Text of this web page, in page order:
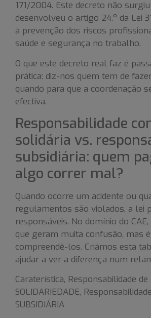
171/2004. Este decreto não
desenvolveu o artigo 24.º da Lei
à prevenção dos riscos
saúde e segurança no trabalho.
O que este decreto real faz é
prática: diz-nos quem tem de
quando para que a coordenação
efectiva.
Responsabilidade
solidária vs.
subsidiária: quem
algo correr mal?
Quando ocorre um acidente ou
regulamentos são violados, a lei
responsáveis. No domínio do
que geram muita confusão, mas
compreendê-los. Criámos esta
ajudar a ver a diferença num
Caraterística, Responsabilidade de
SOLIDARIEDADE,
SUBSIDIÁRIA